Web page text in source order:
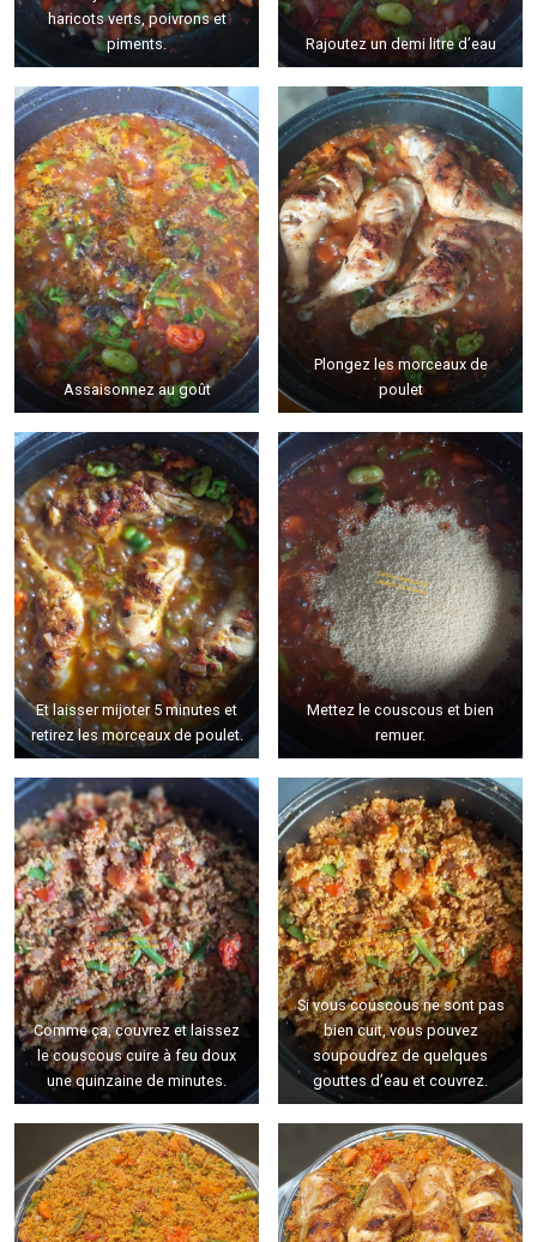
haricots verts, poivrons et
piments.
Rajoutez un demi litre d’eau
Assaisonnez au goût
Plongez les morceaux de
poulet
Et laisser mijoter 5 minutes et
retirez les morceaux de poulet.
Mettez le couscous et bien
remuer.
Comme ça, couvrez et laissez
le couscous cuire à feu doux
une quinzaine de minutes.
Si vous couscous ne sont pas
bien cuit, vous pouvez
soupoudrez de quelques
gouttes d’eau et couvrez.